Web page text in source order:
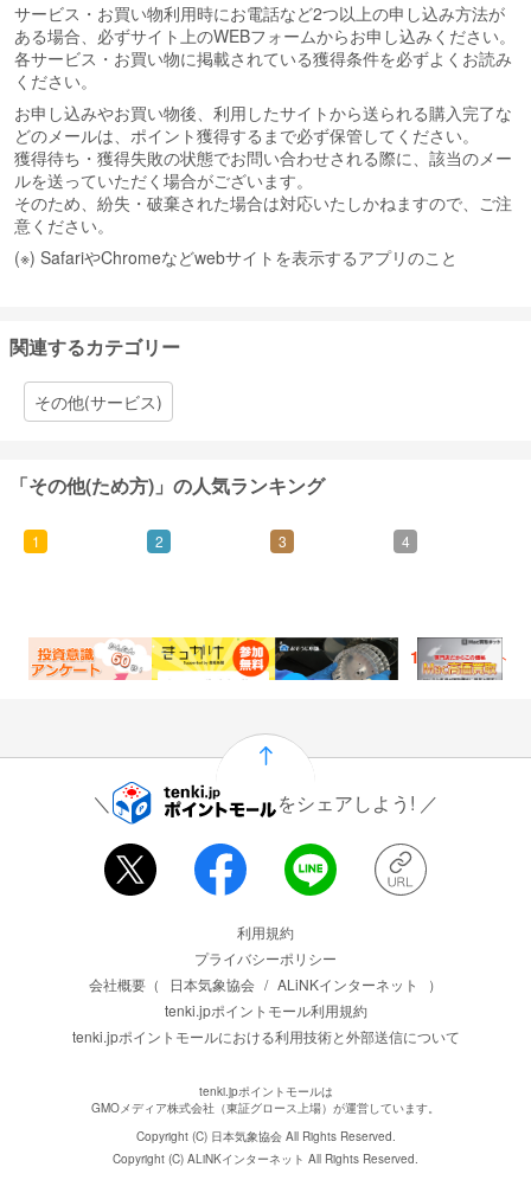
サービス・お買い物利用時にお電話など2つ以上の申し込み方法が
ある場合、必ずサイト上のWEBフォームからお申し込みください。
各サービス・お買い物に掲載されている獲得条件を必ずよくお読み
ください。
お申し込みやお買い物後、利用したサイトから送られる購入完了な
どのメールは、ポイント獲得するまで必ず保管してください。
獲得待ち・獲得失敗の状態でお問い合わせされる際に、該当のメー
ルを送っていただく場合がございます。
そのため、紛失・破棄された場合は対応いたしかねますので、ご注
意ください。
(※) SafariやChromeなどwebサイトを表示するアプリのこと
関連するカテゴリー
その他(サービス)
「その他(ため方)」の人気ランキング
1
300ポイント
2
100ポイント
3
750ポイント
4
1,500ポイント
をシェアしよう!
利用規約
プライバシーポリシー
会社概要（
日本気象協会 / ALiNKインターネット
）
tenki.jpポイントモール利用規約
tenki.jpポイントモールにおける利用技術と外部送信について
tenki.jpポイントモールは
GMOメディア株式会社（東証グロース上場）が運営しています。
Copyright (C) 日本気象協会 All Rights Reserved.
Copyright (C) ALiNKインターネット All Rights Reserved.